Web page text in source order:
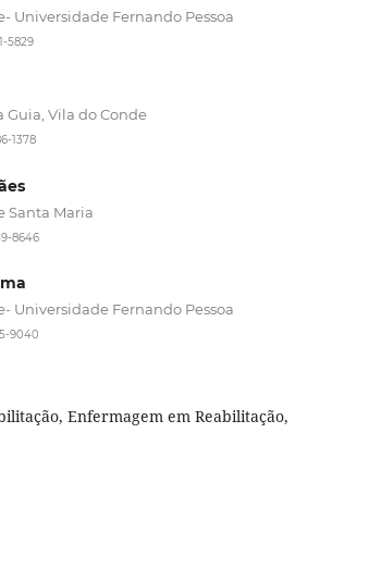
Universidade Fernando Pessoa
5829
Guia, Vila do Conde
1378
Santa Maria
8646
Universidade Fernando Pessoa
9040
Enfermagem em Reabilitação,